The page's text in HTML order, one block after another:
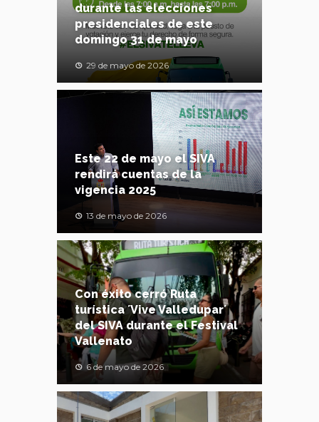
durante las elecciones
presidenciales de este
domingo 31 de mayo
29 de mayo de 2026
Este 22 de mayo el SIVA
rendirá cuentas de la
vigencia 2025
13 de mayo de 2026
Con éxito cerró Ruta
turística ´Vive Valledupar´
del SIVA durante el Festival
Vallenato
6 de mayo de 2026